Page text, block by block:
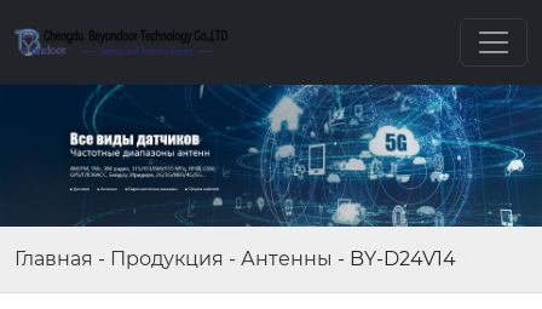
Главная - Продукция - Антенны - BY-D24V14